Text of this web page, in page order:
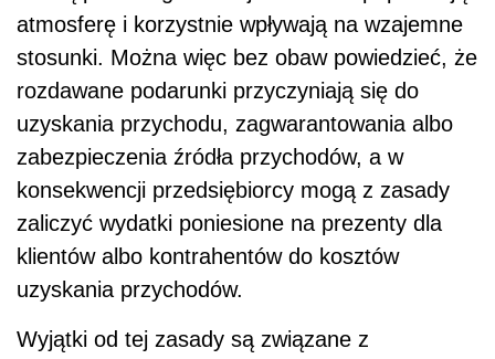
atmosferę i korzystnie wpływają na wzajemne
stosunki. Można więc bez obaw powiedzieć, że
rozdawane podarunki przyczyniają się do
uzyskania przychodu, zagwarantowania albo
zabezpieczenia źródła przychodów, a w
konsekwencji przedsiębiorcy mogą z zasady
zaliczyć wydatki poniesione na prezenty dla
klientów albo kontrahentów do kosztów
uzyskania przychodów.
Wyjątki od tej zasady są związane z